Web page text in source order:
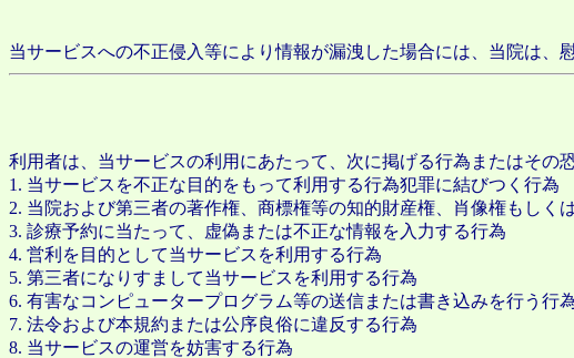
当サービスへの不正侵入等により情報が漏洩した場合には、当院は、
利用者は、当サービスの利用にあたって、次に掲げる行為またはその
1. 当サービスを不正な目的をもって利用する行為犯罪に結びつく行為
2. 当院および第三者の著作権、商標権等の知的財産権、肖像権もし
3. 診療予約に当たって、虚偽または不正な情報を入力する行為
4. 営利を目的として当サービスを利用する行為
5. 第三者になりすまして当サービスを利用する行為
6. 有害なコンピュータープログラム等の送信または書き込みを行う行
7. 法令および本規約または公序良俗に違反する行為
8. 当サービスの運営を妨害する行為